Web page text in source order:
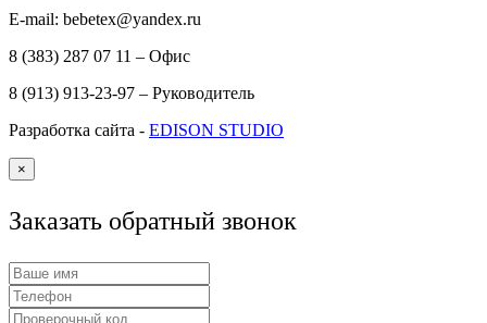
E-mail: bebetex@yandex.ru
8 (383) 287 07 11 – Офис
8 (913) 913-23-97 – Руководитель
Разработка сайта - EDISON STUDIO
×
Заказать обратный звонок